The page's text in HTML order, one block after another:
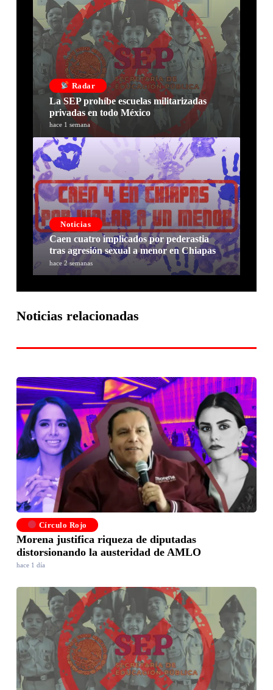
Radar
La SEP prohíbe escuelas militarizadas
privadas en todo México
hace 1 semana
Noticias
Caen cuatro implicados por pederastia
tras agresión sexual a menor en Chiapas
hace 2 semanas
Noticias relacionadas
Círculo Rojo
Morena justifica riqueza de diputadas
distorsionando la austeridad de AMLO
hace 1 día